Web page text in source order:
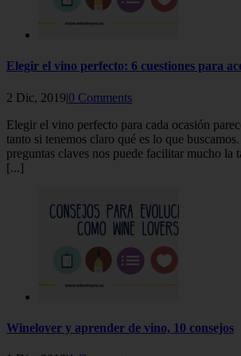
Elegir el vino perfecto: 6 cuestiones para
2 Dic, 2019|0 Comments
Elegir el vino perfecto para cada ocasión
tanto si tenemos claro qué es lo que
preguntas claves nos puede facilitar mucho la
[...]
Winelover y aprender de vino, 10 consejos